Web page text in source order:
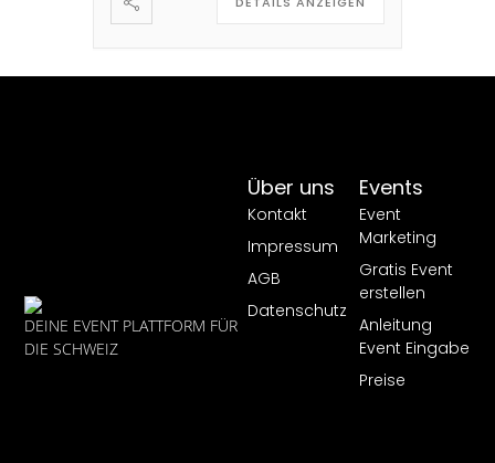
DEINE EVENT PLATTFORM FÜR
DIE SCHWEIZ
Events
Event
Marketing
Gratis Event
erstellen
Anleitung
Event Eingabe
Preise
Über uns
Kontakt
Impressum
AGB
Datenschutz